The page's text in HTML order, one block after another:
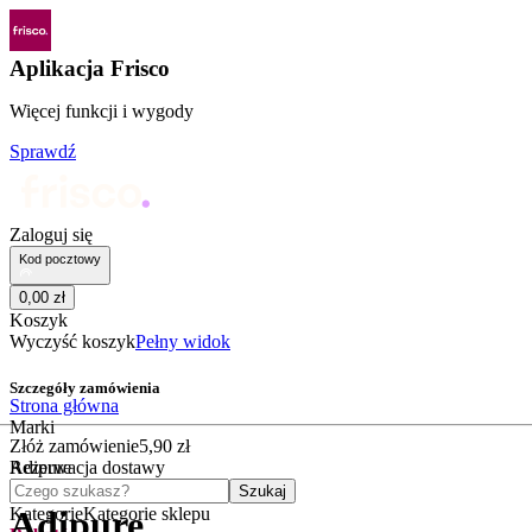
Aplikacja Frisco
Więcej funkcji i wygody
Sprawdź
Zaloguj się
Kod pocztowy
0,00 zł
Koszyk
Wyczyść koszykPełny widok
Szczegóły zamówienia
Złóż zamówienie5,90 zł
Rezerwacja dostawy
Czego szukasz?
Szukaj
KategorieKategorie sklepu
Strona główna
Marki
Adipure